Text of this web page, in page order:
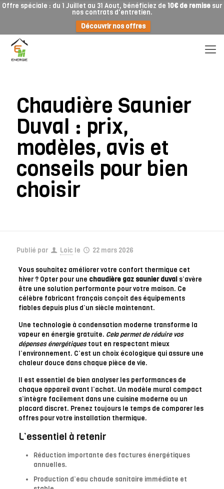
Offre spéciale : du 1 Juillet au 31 Aout, bénéficiez de 10€ de remise sur
nos contrats d'entretien.
Découvrir nos offres
Chaudière Saunier
Duval : prix,
modèles, avis et
conseils pour bien
choisir
Publié par Loic le 22 mars 2026
Vous souhaitez améliorer votre confort thermique cet
hiver ? Opter pour une chaudière gaz saunier duvals’avère
être une solution performante pour votre maison. Ce
célèbre fabricant français conçoit des équipements
fiables depuis plus d’un siècle maintenant.
Une technologie à condensation moderne transforme la
vapeur en énergie gratuite. Cela permet de réduire vos
dépenses énergétiquestout en respectant mieux
l’environnement. C’est un choix écologique qui assure une
chaleur douce dans chaque pièce de vie.
Il est essentiel de bien analyser les performances de
chaque appareil avant l’achat. Un modèle mural compact
s’intègre facilement dans une cuisine moderne ou un
placard discret. Prenez toujours le temps de comparer les
offres pour votre installation thermique.
L’essentiel à retenir
Réduction importante des factures énergétiques
annuelles.
Production d’eau chaude sanitaire immédiate et